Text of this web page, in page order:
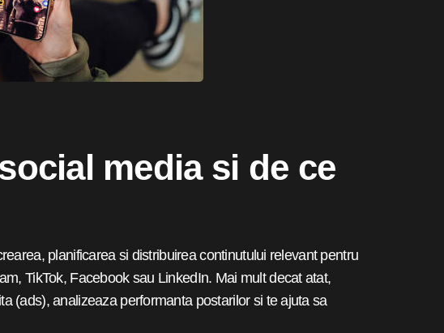
media si de ce
planificarea si distribuirea continutului relevant pentru
TikTok, Facebook sau LinkedIn. Mai mult decat atat,
(ads), analizeaza performanta postarilor si te ajuta sa